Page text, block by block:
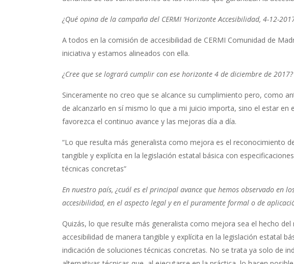
¿Qué opina de la campaña del CERMI ‘Horizonte Accesibilidad, 4-12-
A todos en la comisión de accesibilidad de CERMI Comunidad de
iniciativa y estamos alineados con ella.
¿Cree que se logrará cumplir con ese horizonte 4 de diciembre de 2017?
Sinceramente no creo que se alcance su cumplimiento pero, como
de alcanzarlo en sí mismo lo que a mi juicio importa, sino el estar en
favorezca el continuo avance y las mejoras día a día.
“Lo que resulta más generalista como mejora es el reconocimiento
tangible y explícita en la legislación estatal básica con
técnicas concretas”
En nuestro país, ¿cuál es el principal avance que hemos observado en
accesibilidad, en el aspecto legal y en el puramente formal o de
Quizás, lo que resulte más generalista como mejora sea el hecho
accesibilidad de manera tangible y explícita en la legislación estatal
indicación de soluciones técnicas concretas. No se trata ya solo de